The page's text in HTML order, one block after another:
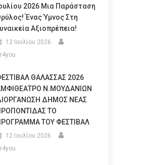
2026 Μια Παράσταση
Ένας Ύμνος Στη
Αξιοπρέπεια!
12 Ιουλίου 2026
ΘΑΛΑΣΣΑΣ 2026
Ν.ΜΟΥΔΑΝΙΩΝ
ΔΗΜΟΣ ΝΕΑΣ
ΤΟ
ΤΟΥ ΦΕΣΤΙΒΑΛ
12 Ιουλίου 2026